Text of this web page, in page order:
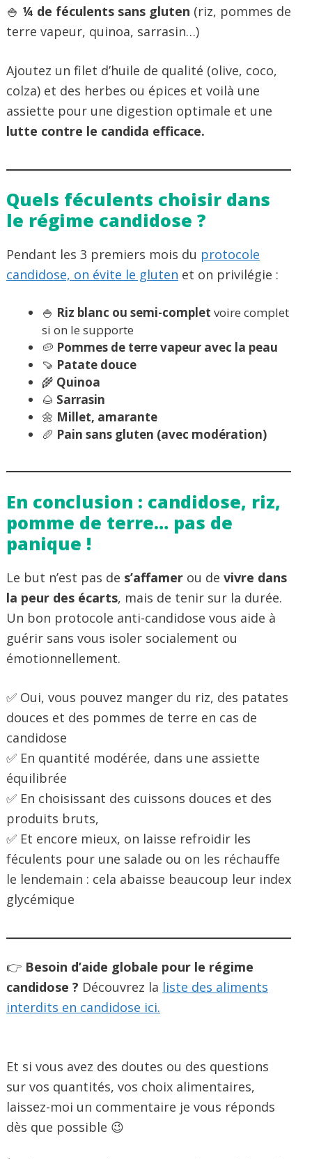
🍚 ¼ de féculents sans gluten (riz, pommes de
terre vapeur, quinoa, sarrasin…)
Ajoutez un filet d’huile de qualité (olive, coco,
colza) et des herbes ou épices et voilà une
assiette pour une digestion optimale et une
lutte contre le candida efficace.
Quels féculents choisir dans
le régime candidose ?
Pendant les 3 premiers mois du protocole
candidose, on évite le gluten et on privilégie :
🍚 Riz blanc ou semi-complet voire complet
si on le supporte
🥔 Pommes de terre vapeur avec la peau
🍠 Patate douce
🌾 Quinoa
🌰 Sarrasin
🌼 Millet, amarante
🥖 Pain sans gluten (avec modération)
En conclusion : candidose, riz,
pomme de terre… pas de
panique !
Le but n’est pas de s’affamer ou de vivre dans
la peur des écarts, mais de tenir sur la durée.
Un bon protocole anti-candidose vous aide à
guérir sans vous isoler socialement ou
émotionnellement.
✅ Oui, vous pouvez manger du riz, des patates
douces et des pommes de terre en cas de
candidose
✅ En quantité modérée, dans une assiette
équilibrée
✅ En choisissant des cuissons douces et des
produits bruts,
✅ Et encore mieux, on laisse refroidir les
féculents pour une salade ou on les réchauffe
le lendemain : cela abaisse beaucoup leur index
glycémique
👉 Besoin d’aide globale pour le régime
candidose ? Découvrez la liste des aliments
interdits en candidose ici.
Et si vous avez des doutes ou des questions
sur vos quantités, vos choix alimentaires,
laissez-moi un commentaire je vous réponds
dès que possible 😉